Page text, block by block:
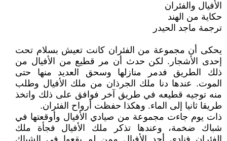
الأفيال والفئران
حكاية من الهند
ترجمة ماجد الحيدر
يحكى أن مجموعة من الفئران كانت تعيش بسلام تحت
إحدى الأشجار. لكن حدث أن مر قطيع من الأفيال من
ذلك الطريق فدمر منازلها وسحق العديد منها حتى
الموت. عندها دنا ملك الجرذان من ملك الأفيال وطلب
منه توجيه قطيعه في طريق آخر فوافق على ذلك واتخذ
طريقا ثانيا إلى الماء. وهكذا حفظت أرواح الفئران.
ذات يوم جاءت مجموعة من صيادي الأفيال وأوقعتها في
شباك ضخمة، وعندها تذكر ملك الأفيال فجأة ملك